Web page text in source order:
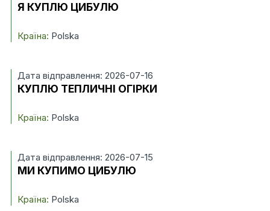
Я КУПЛЮ ЦИБУЛЮ
Країна: Polska
Дата відправлення: 2026-07-16
КУПЛЮ ТЕПЛИЧНІ ОГІРКИ
Країна: Polska
Дата відправлення: 2026-07-15
МИ КУПИМО ЦИБУЛЮ
Країна: Polska